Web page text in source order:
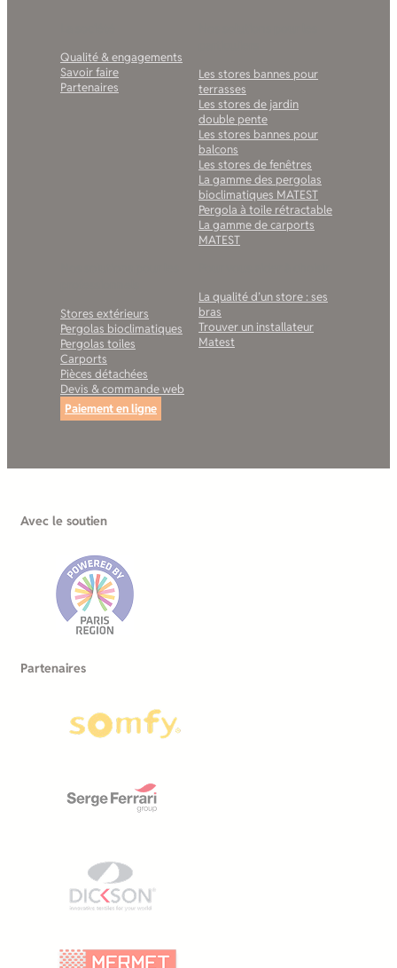
Qualité & engagements
Savoir faire
Partenaires
Les stores bannes pour
terrasses
Les stores de jardin
double pente
Les stores bannes pour
balcons
Les stores de fenêtres
La gamme des pergolas
bioclimatiques MATEST
Pergola à toile rétractable
La gamme de carports
MATEST
Stores extérieurs
Pergolas bioclimatiques
Pergolas toiles
Carports
Pièces détachées
Devis & commande web
Paiement en ligne
La qualité d’un store : ses
bras
Trouver un installateur
Matest
Avec le soutien
Partenaires